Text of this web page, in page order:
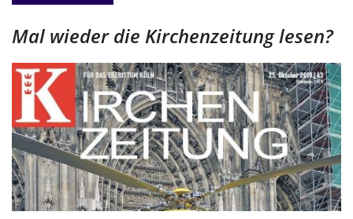
Mal wieder die Kirchenzeitung lesen?